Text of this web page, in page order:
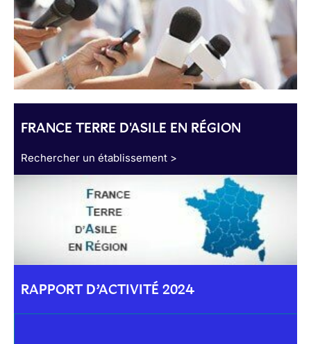
FRANCE TERRE D'ASILE EN RÉGION
Rechercher un établissement >
RAPPORT D’ACTIVITÉ 2024